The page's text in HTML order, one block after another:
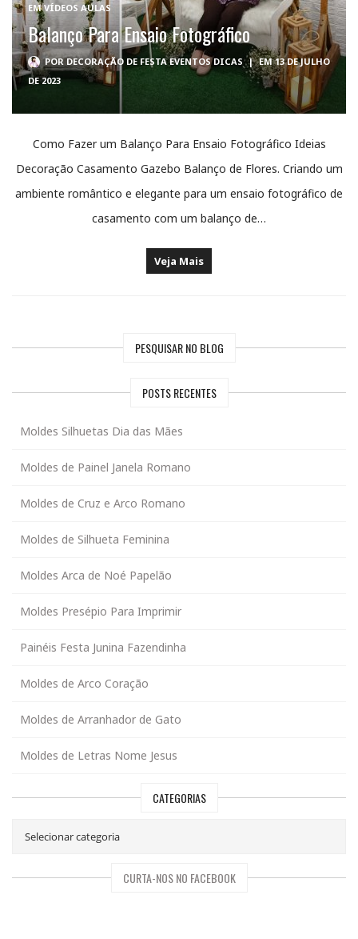
EMVÍDEOS AULAS
Balanço Para Ensaio Fotográfico
PORDECORAÇÃO DE FESTA EVENTOS DICAS | EM 13 DE JULHO
DE 2023
Como Fazer um Balanço Para Ensaio Fotográfico Ideias
Decoração Casamento Gazebo Balanço de Flores. Criando um
ambiente romântico e elegante para um ensaio fotográfico de
casamento com um balanço de…
Veja Mais
PESQUISAR NO BLOG
POSTS RECENTES
Moldes Silhuetas Dia das Mães
Moldes de Painel Janela Romano
Moldes de Cruz e Arco Romano
Moldes de Silhueta Feminina
Moldes Arca de Noé Papelão
Moldes Presépio Para Imprimir
Painéis Festa Junina Fazendinha
Moldes de Arco Coração
Moldes de Arranhador de Gato
Moldes de Letras Nome Jesus
CATEGORIAS
CURTA-NOS NO FACEBOOK